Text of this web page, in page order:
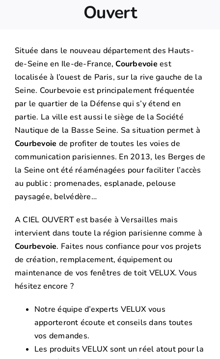
Ouvert
Située dans le nouveau département des Hauts-
de-Seine en Ile-de-France,Courbevoie est
localisée à l’ouest de Paris, sur la rive gauche de la
Seine. Courbevoie est principalement fréquentée
par le quartier de la Défense qui s’y étend en
partie. La ville est aussi le siège de la Société
Nautique de la Basse Seine. Sa situation permet à
Courbevoie de profiter de toutes les voies de
communication parisiennes. En 2013, les Berges de
la Seine ont été réaménagées pour faciliter l’accès
au public : promenades, esplanade, pelouse
paysagée, belvédère…
A CIEL OUVERT est basée à Versailles mais
intervient dans toute la région parisienne comme à
Courbevoie. Faites nous confiance pour vos projets
de création, remplacement, équipement ou
maintenance de vos fenêtres de toit VELUX. Vous
hésitez encore ?
Notre équipe d’experts VELUX vous
apporteront écoute et conseils dans toutes
vos demandes.
Les produits VELUX sont un réel atout pour la